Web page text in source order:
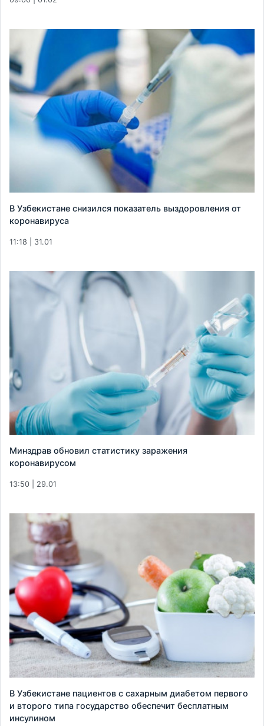
В Узбекистане снизился показатель выздоровления от
коронавируса
11:18 | 31.01
Минздрав обновил статистику заражения
коронавирусом
13:50 | 29.01
В Узбекистане пациентов с сахарным диабетом первого
и второго типа государство обеспечит бесплатным
инсулином